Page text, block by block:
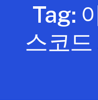
Tag:
스코드